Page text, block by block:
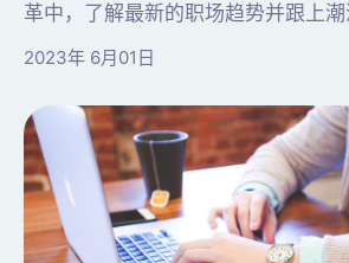
革中，了解最新的职场趋势并跟上潮
2023年 6月01日